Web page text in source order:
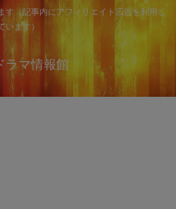
す（記事内にアフィリエイト広告を利用し
います）
ラマ情報館